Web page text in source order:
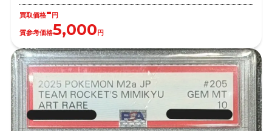
買取価格-円
質参考価格5,000円